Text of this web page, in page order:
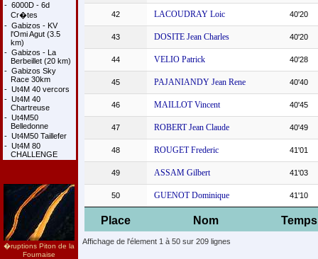
- 6000D - 6d
Cr�tes
- Gabizos - KV
l'Omi Agut (3.5
km)
- Gabizos - La
Berbeillet (20 km)
- Gabizos Sky
Race 30km
- Ut4M 40 vercors
- Ut4M 40
Chartreuse
- Ut4M50
Belledonne
- Ut4M50 Taillefer
- Ut4M 80
CHALLENGE
�ruptions Piton de la
Fournaise
Place Nom Temps
42 LACOUDRAY Loic 40'20
43 DOSITE Jean Charles 40'20
44 VELIO Patrick 40'28
45 PAJANIANDY Jean Rene 40'40
46 MAILLOT Vincent 40'45
47 ROBERT Jean Claude 40'49
48 ROUGET Frederic 41'01
49 ASSAM Gilbert 41'03
50 GUENOT Dominique 41'10
Affichage de l'élement 1 à 50 sur 209 lignes